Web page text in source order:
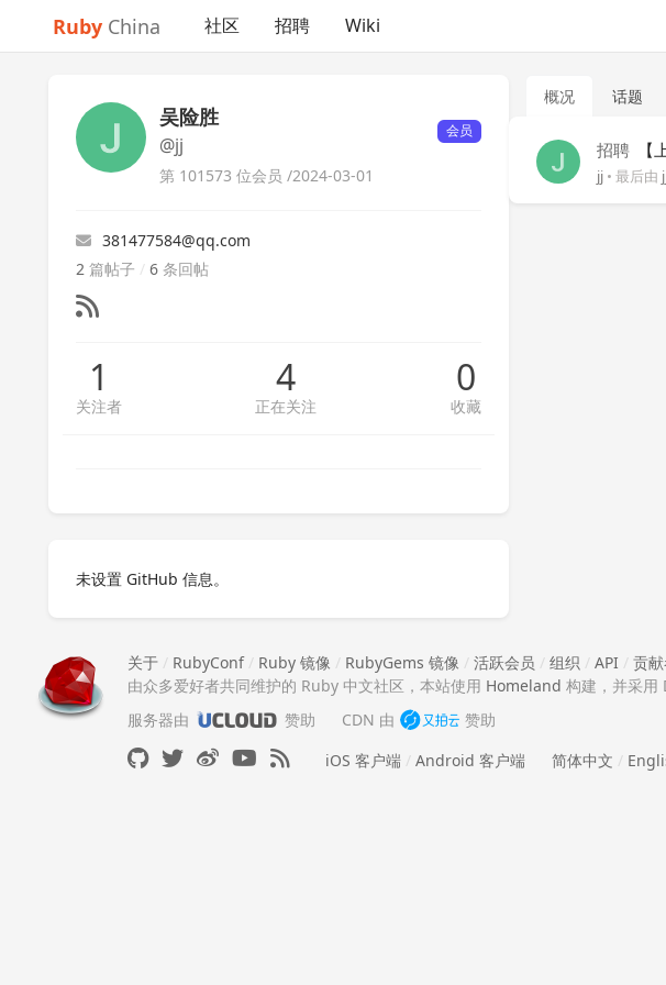
Ruby China 社区 招聘 Wiki
吴险胜
@jj
会员
第 101573 位会员 /2024-03-01
381477584@qq.com
2 篇帖子 / 6 条回帖
1
关注者
4
正在关注
0
收藏
未设置 GitHub 信息。
概况 话题
招聘 【
jj • 最后由
关于 / RubyConf/ Ruby 镜像 / RubyGems 镜像 / 活跃会员 / 组织 / API / 贡
由众多爱好者共同维护的 Ruby 中文社区，本站使用 Homeland 构建，并采用
服务器由
赞助 CDN 由
赞助
iOS 客户端 / Android 客户端 简体中文 /